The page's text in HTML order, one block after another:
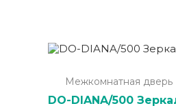
Межкомнатная дверь
DO-DIANA/500